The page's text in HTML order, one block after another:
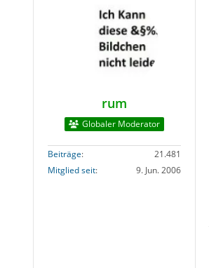
rum
Globaler Moderator
Beiträge
21.481
Mitglied seit
9. Jun. 2006